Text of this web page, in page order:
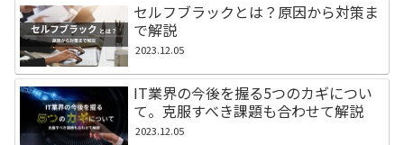
セルフブラックとは？原因から対策ま
で解説
2023.12.05
IT業界の今後を握る5つのカギについ
て。克服すべき課題も合わせて解説
2023.12.05